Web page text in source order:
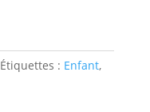
Étiquettes : Enfant,